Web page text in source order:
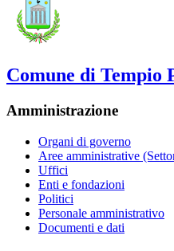
Comune di Tempio
Amministrazione
Organi di governo
Aree amministrative
Uffici
Enti e fondazioni
Politici
Personale amministrativo
Documenti e dati